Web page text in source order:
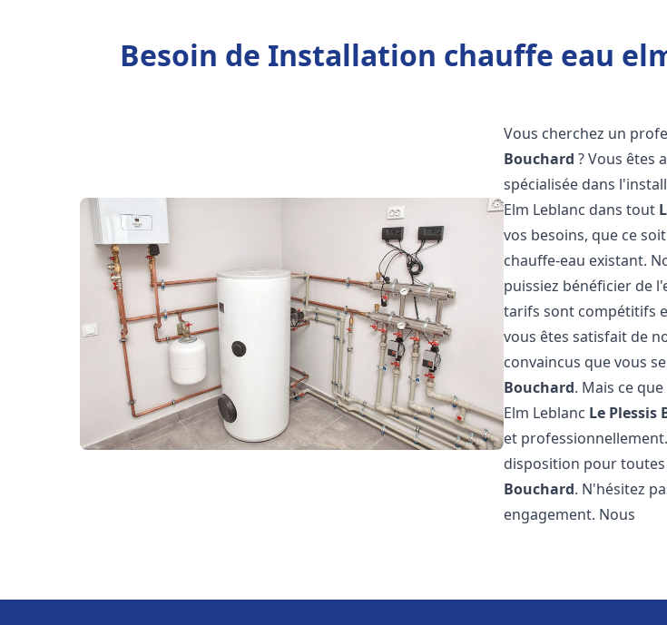
Besoin de Installation chauffe eau
Vous cherchez un
Bouchard ? Vous êtes
spécialisée dans
Elm Leblanc dans tout
vos besoins, que ce
chauffe-eau existant.
puissiez bénéficier de
tarifs sont compétitifs
vous êtes satisfait de
convaincus que vous
Bouchard. Mais ce
Elm Leblanc Le Plessis
et
disposition pour toutes
Bouchard. N'hésitez
engagement. Nous